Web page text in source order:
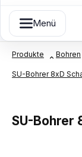
Menü
Produkte Bohren
SU-Bohrer 8xD
SU-Bohrer